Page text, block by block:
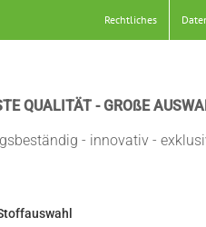
Rechtliches
QUALITÄT - GROßE
- innovativ -